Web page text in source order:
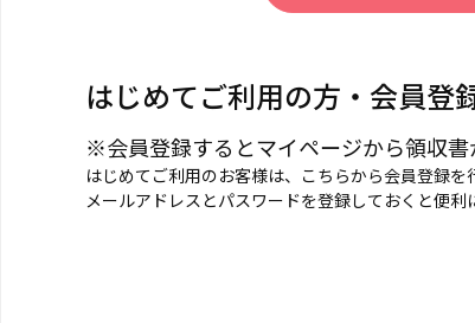
はじめてご利用の方・会員登
※会員登録するとマイページから領収書
はじめてご利用のお客様は、こちらから会員登録を
メールアドレスとパスワードを登録しておくと便利